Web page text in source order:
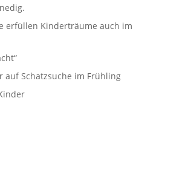
erfüllen Kinderträume auch im
auf Schatzsuche im Frühling